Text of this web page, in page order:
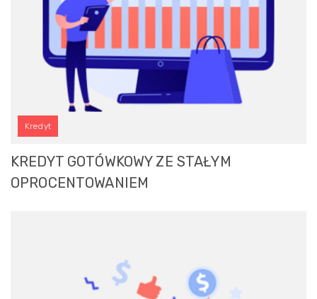
Kredyt
KREDYT GOTÓWKOWY ZE STAŁYM
OPROCENTOWANIEM